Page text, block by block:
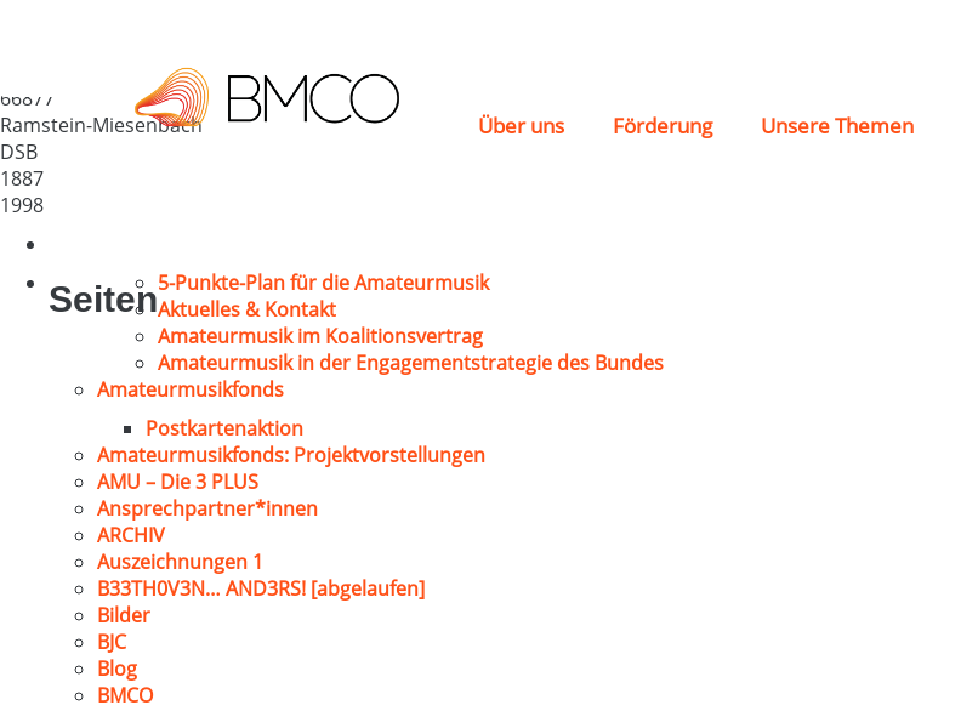
Über uns Förderung Unsere Themen
66877
Ramstein-Miesenbach
DSB
1887
1998
Seiten5-Punkte-Plan für die Amateurmusik
Aktuelles & Kontakt
Amateurmusik im Koalitionsvertrag
Amateurmusik in der Engagementstrategie des Bundes
Amateurmusikfonds
Postkartenaktion
Amateurmusikfonds: Projektvorstellungen
AMU – Die 3 PLUS
Ansprechpartner*innen
ARCHIV
Auszeichnungen 1
B33TH0V3N… AND3RS! [abgelaufen]
Bilder
BJC
Blog
BMCO